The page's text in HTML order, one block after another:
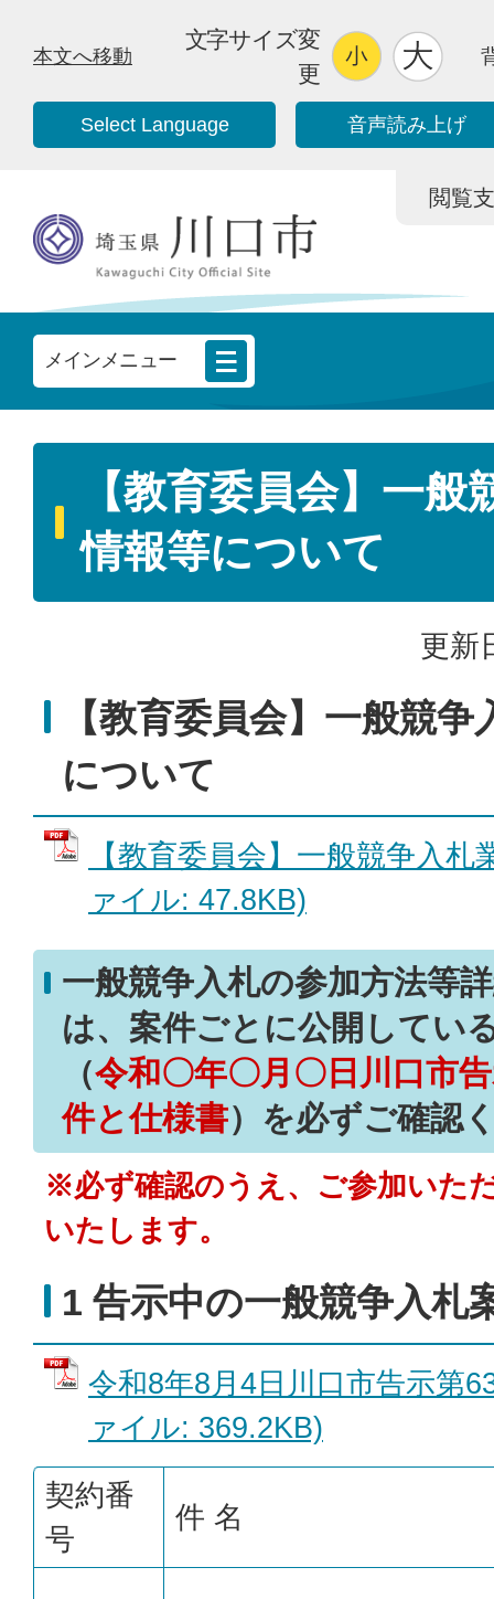
本文へ移動
文字サイズ変
更
Select Language 音声読み上げ
閲覧
メインメニュー
【教育委員会】一般
情報等について
更新
【教育委員会】一般競
について
【教育委員会】一般競争入
ァイル: 47.8KB)
一般競争入札の参加方法等
は、案件ごとに公開してい
（令和〇年〇月〇日川口市
件と仕様書）を必ずご確認
※必ず確認のうえ、ご参加いた
いたします。
1 告示中の一般競争入札
令和8年8月4日川口市告示第
ァイル: 369.2KB)
契約番
号
件 名